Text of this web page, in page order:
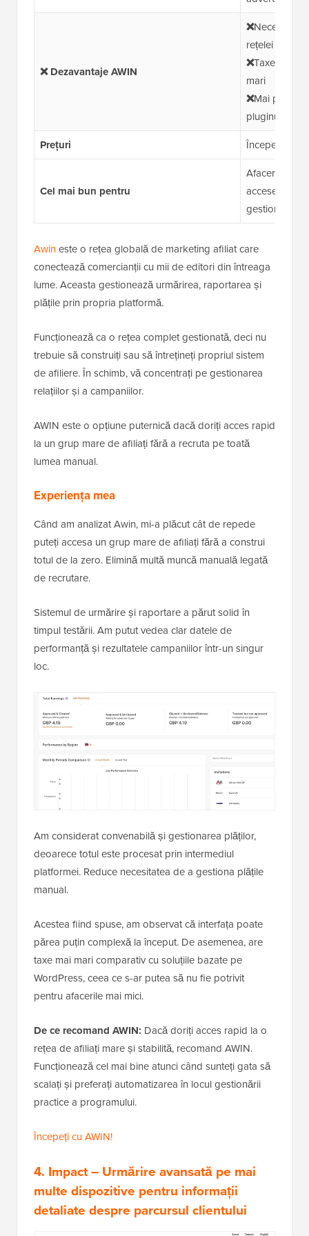
❌ Dezavantaje AWIN
❌Necesită
rețelei
❌Taxele de
mari
❌Mai puțin
pluginurile
Prețuri
Începe de la
Cel mai bun pentru
Afaceri care
acceseze un
gestiona un
Awineste o rețea globală de marketing afiliat care
conectează comercianții cu mii de editori din întreaga
lume. Aceasta gestionează urmărirea, raportarea și
plățile prin propria platformă.
Funcționează ca o rețea complet gestionată, deci nu
trebuie să construiți sau să întrețineți propriul sistem
de afiliere. În schimb, vă concentrați pe gestionarea
relațiilor și a campaniilor.
AWIN este o opțiune puternică dacă doriți acces rapid
la un grup mare de afiliați fără a recruta pe toată
lumea manual.
Experiența mea
Când am analizat Awin, mi-a plăcut cât de repede
puteți accesa un grup mare de afiliați fără a construi
totul de la zero. Elimină multă muncă manuală legată
de recrutare.
Sistemul de urmărire și raportare a părut solid în
timpul testării. Am putut vedea clar datele de
performanță și rezultatele campaniilor într-un singur
loc.
Am considerat convenabilă și gestionarea plăților,
deoarece totul este procesat prin intermediul
platformei. Reduce necesitatea de a gestiona plățile
manual.
Acestea fiind spuse, am observat că interfața poate
părea puțin complexă la început. De asemenea, are
taxe mai mari comparativ cu soluțiile bazate pe
WordPress, ceea ce s-ar putea să nu fie potrivit
pentru afacerile mai mici.
De ce recomand AWIN: Dacă doriți acces rapid la o
rețea de afiliați mare și stabilită, recomand AWIN.
Funcționează cel mai bine atunci când sunteți gata să
scalați și preferați automatizarea în locul gestionării
practice a programului.
Începeți cu AWIN!
4. Impact– Urmărire avansată pe mai
multe dispozitive pentru informații
detaliate despre parcursul clientului